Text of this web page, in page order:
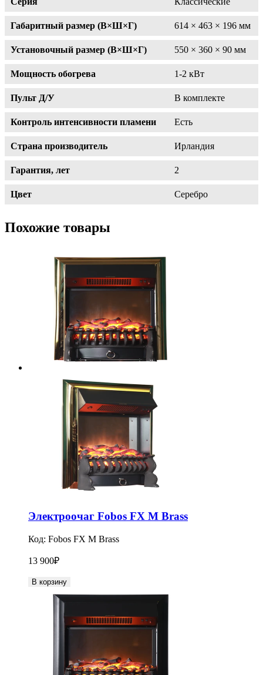
Габаритный размер (В×Ш×Г) 614 × 463 × 196 мм
Установочный размер (В×Ш×Г) 550 × 360 × 90 мм
Мощность обогрева 1-2 кВт
Пульт Д/У В комплекте
Контроль интенсивности пламени Есть
Страна производитель Ирландия
Гарантия, лет 2
Цвет Серебро
Похожие товары
Электроочаг Fobos FX M Brass
Код: Fobos FX M Brass
13 900₽
В корзину